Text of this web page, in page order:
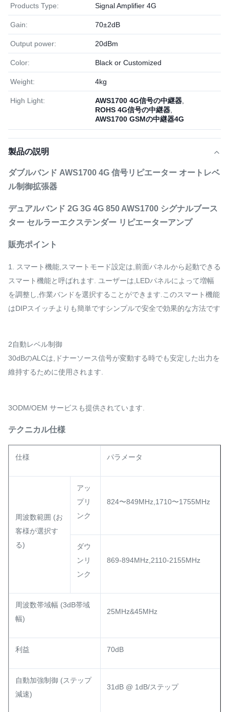
Products Type: Signal Amplifier 4G
Gain: 70±2dB
Output power: 20dBm
Color: Black or Customized
Weight: 4kg
High Light: AWS1700 4G信号の中継器
ROHS 4G信号の中継器
AWS1700 GSMの中継器4G
製品の説明
ダブルバンド AWS1700 4G 信号リピエーター オートレベ
ル制御拡張器
デュアルバンド 2G 3G 4G 850 AWS1700 シグナルブース
ター セルラーエクステンダー リピエーターアンプ
販売ポイント
1. スマート機能,スマートモード設定は,前面パネルから起動できる
スマート機能と呼ばれます. ユーザーは,LEDパネルによって増幅
を調整し,作業バンドを選択することができます.このスマート機能
はDIPスイッチよりも簡単ですシンプルで安全で効果的な方法です
2自動レベル制御
30dBのALCは,ドナーソース信号が変動する時でも安定した出力を
維持するために使用されます.
3ODM/OEM サービスも提供されています.
テクニカル仕様
仕様 パラメータ
周波数範囲 (お
客様が選択す
る)
アッ
プリ
ンク
824〜849MHz,1710〜1755MHz
ダウ
ンリ
ンク
869-894MHz,2110-2155MHz
周波数帯域幅 (3dB帯域
幅)
25MHz&45MHz
利益 70dB
自動加強制御 (ステップ
減速)
31dB @ 1dB/ステップ